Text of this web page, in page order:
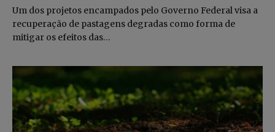
Um dos projetos encampados pelo Governo Federal visa a
recuperação de pastagens degradas como forma de
mitigar os efeitos das…